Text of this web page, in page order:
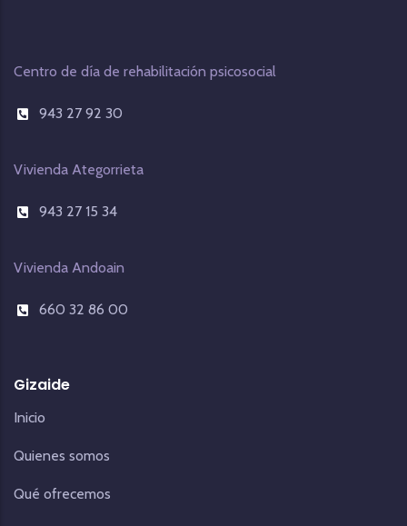
Centro de día de rehabilitación psicosocial
943 27 92 30
Vivienda Ategorrieta
943 27 15 34
Vivienda Andoain
660 32 86 00
Gizaide
Inicio
Quienes somos
Qué ofrecemos